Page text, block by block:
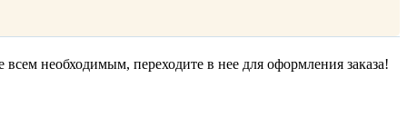
необходимым, переходите в нее для оформления заказа!